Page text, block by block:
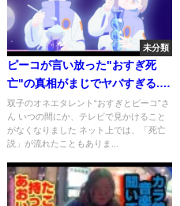
未分類
ピーコが言い放った"おすぎ死
亡"の真相がまじでヤバすぎる...
『オカマキャラ』の第一線で活
躍してきたタレントの"共演
NG"事件の内容や現在の姿に驚
双子のオネエタレント“おすぎとピーコ”さ
ん いつの間にか、テレビで見かけること
がなくなりました ネット上では、「死亡
説」が流れたこともありま...